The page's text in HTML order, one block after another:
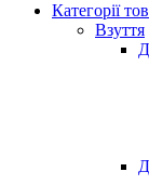
Категорії
Взуття